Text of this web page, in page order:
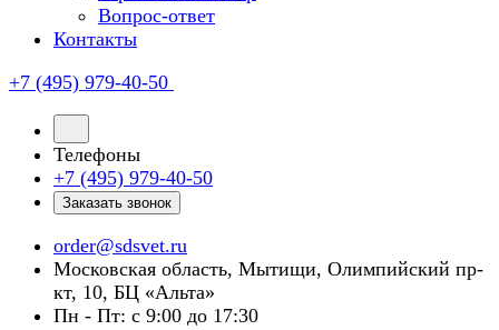
Вопрос-ответ
Контакты
+7 (495) 979-40-50
Телефоны
+7 (495) 979-40-50
Заказать звонок
order@sdsvet.ru
Московская область, Мытищи, Олимпийский пр-
кт, 10, БЦ «Альта»
Пн - Пт: с 9:00 до 17:30